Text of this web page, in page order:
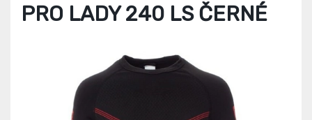
PRO LADY 240 LS ČERNÉ